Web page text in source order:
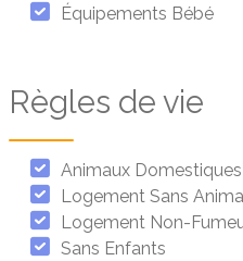
Équipements Bébé
Règles de vie
Animaux
Logement Sans
Logement Non-
Sans Enfants